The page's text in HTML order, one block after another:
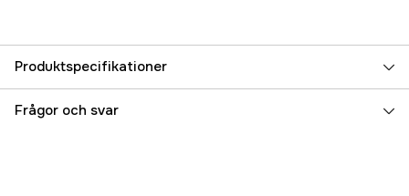
Produktspecifikationer
Referensnummer 5000072325
Frågor och svar